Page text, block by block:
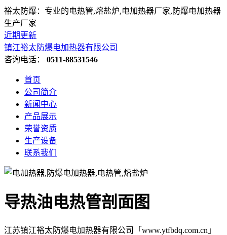
裕太防爆：专业的电热管,熔盐炉,电加热器厂家,防爆电加热器
生产厂家
近期更新
镇江裕太防爆电加热器有限公司
咨询电话： 0511-88531546
首页
公司简介
新闻中心
产品展示
荣誉资质
生产设备
联系我们
导热油电热管剖面图
江苏镇江裕太防爆电加热器有限公司「www.ytfbdq.com.cn」